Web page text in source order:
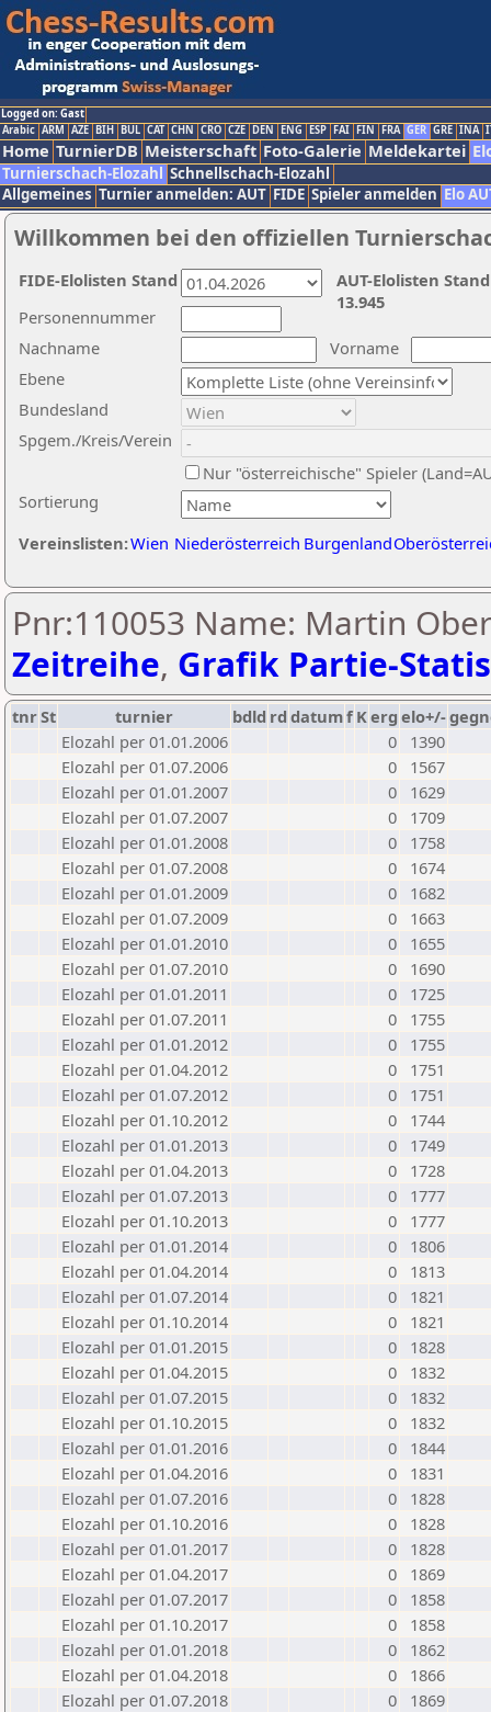
Logged on: Gast
Arabic ARM AZE BIH BUL CAT CHN CRO CZE DEN ENG ESP FAI FIN FRA GER GRE INA
Home TurnierDB Meisterschaft Foto-Galerie Meldekartei
Turnierschach-Elozahl Schnellschach-Elozahl
Allgemeines Turnier anmelden: AUT FIDE Spieler anmelden Elo
Willkommen bei den offiziellen
Nachname
Vorname
Ebene
Sortierung
Personennummer
Bundesland
Spgem./Kreis/Verein
Nur "österreichische" Spieler
Vereinslisten:Wien Niederösterreich Burgenland
AUT-Elolisten
13.945
FIDE-Elolisten Stand
Pnr:110053 Name: Martin
Zeitreihe, Grafik Partie-
tnrSt turnier bdld rd datumf Kerg elo+/-
Elozahl per 01.01.2006
0
1390
Elozahl per 01.07.2006
0
1567
Elozahl per 01.01.2007
0
1629
Elozahl per 01.07.2007
0
1709
Elozahl per 01.01.2008
0
1758
Elozahl per 01.07.2008
0
1674
Elozahl per 01.01.2009
0
1682
Elozahl per 01.07.2009
0
1663
Elozahl per 01.01.2010
0
1655
Elozahl per 01.07.2010
0
1690
Elozahl per 01.01.2011
0
1725
Elozahl per 01.07.2011
0
1755
Elozahl per 01.01.2012
0
1755
Elozahl per 01.04.2012
0
1751
Elozahl per 01.07.2012
0
1751
Elozahl per 01.10.2012
0
1744
Elozahl per 01.01.2013
0
1749
Elozahl per 01.04.2013
0
1728
Elozahl per 01.07.2013
0
1777
Elozahl per 01.10.2013
0
1777
Elozahl per 01.01.2014
0
1806
Elozahl per 01.04.2014
0
1813
Elozahl per 01.07.2014
0
1821
Elozahl per 01.10.2014
0
1821
Elozahl per 01.01.2015
0
1828
Elozahl per 01.04.2015
0
1832
Elozahl per 01.07.2015
0
1832
Elozahl per 01.10.2015
0
1832
Elozahl per 01.01.2016
0
1844
Elozahl per 01.04.2016
0
1831
Elozahl per 01.07.2016
0
1828
Elozahl per 01.10.2016
0
1828
Elozahl per 01.01.2017
0
1828
Elozahl per 01.04.2017
0
1869
Elozahl per 01.07.2017
0
1858
Elozahl per 01.10.2017
0
1858
Elozahl per 01.01.2018
0
1862
Elozahl per 01.04.2018
0
1866
Elozahl per 01.07.2018
0
1869